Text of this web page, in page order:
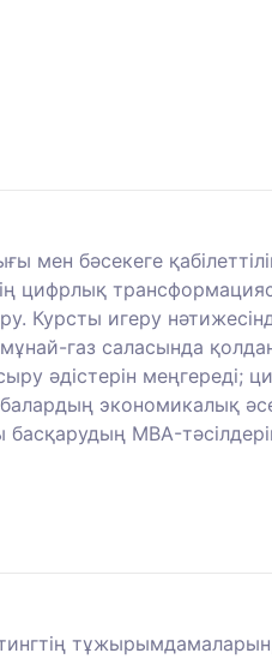
мен бәсекеге
цифрлық
Курсты игеру
газ саласында
әдістерін
экономикалық
MBA-